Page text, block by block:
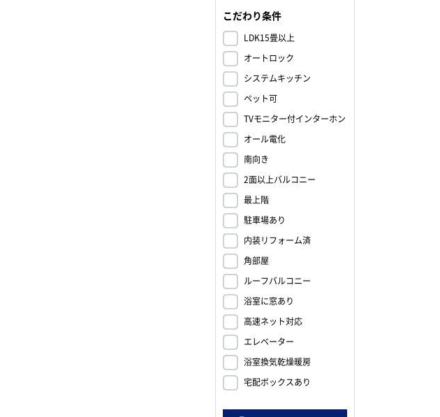
こだわり条件
LDK15畳以上
オートロック
システムキッチン
ペット可
TVモニター付インターホン
オール電化
南向き
2面以上バルコニー
最上階
駐車場あり
内装リフォーム済
角部屋
ルーフバルコニー
浴室に窓あり
高速ネット対応
エレベーター
浴室換気乾燥暖房
宅配ボックスあり